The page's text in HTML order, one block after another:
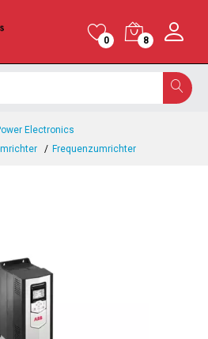
0 8
Electronics
Frequenzumrichter